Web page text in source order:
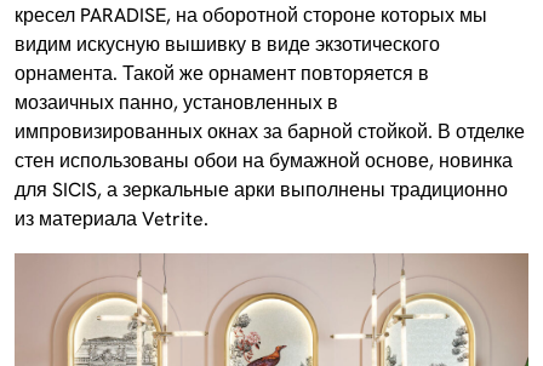
кресел PARADISE, на оборотной стороне которых мы
видим искусную вышивку в виде экзотического
орнамента. Такой же орнамент повторяется в
мозаичных панно, установленных в
импровизированных окнах за барной стойкой. В отделке
стен использованы обои на бумажной основе, новинка
для SICIS, а зеркальные арки выполнены традиционно
из материала Vetrite.